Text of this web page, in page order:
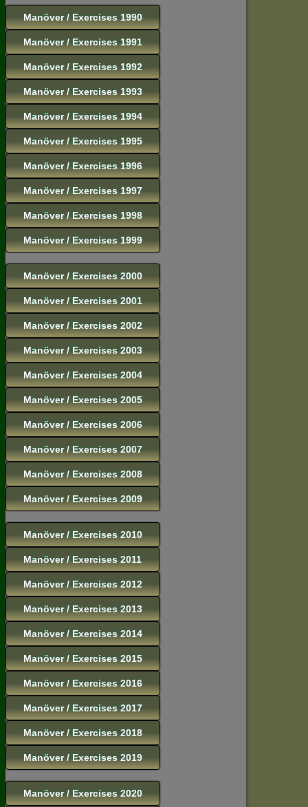
Manöver / Exercises 1990
Manöver / Exercises 1991
Manöver / Exercises 1992
Manöver / Exercises 1993
Manöver / Exercises 1994
Manöver / Exercises 1995
Manöver / Exercises 1996
Manöver / Exercises 1997
Manöver / Exercises 1998
Manöver / Exercises 1999
Manöver / Exercises 2000
Manöver / Exercises 2001
Manöver / Exercises 2002
Manöver / Exercises 2003
Manöver / Exercises 2004
Manöver / Exercises 2005
Manöver / Exercises 2006
Manöver / Exercises 2007
Manöver / Exercises 2008
Manöver / Exercises 2009
Manöver / Exercises 2010
Manöver / Exercises 2011
Manöver / Exercises 2012
Manöver / Exercises 2013
Manöver / Exercises 2014
Manöver / Exercises 2015
Manöver / Exercises 2016
Manöver / Exercises 2017
Manöver / Exercises 2018
Manöver / Exercises 2019
Manöver / Exercises 2020